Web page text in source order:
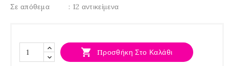
Σε απόθεμα
: 12 αντικείμενα
 Προσθήκη Στο Καλάθι